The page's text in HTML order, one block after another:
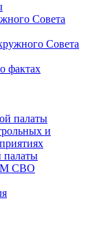
Совета
Совета
фактах
палаты
и
палаты
СВО